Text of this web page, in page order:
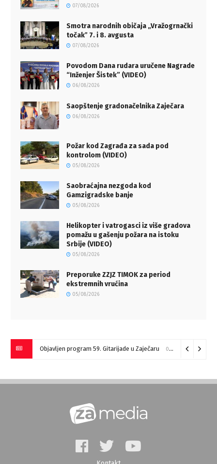
07/08/2026
Smotra narodnih običaja „Vražogrnački
točakˮ 7. i 8. avgusta
07/08/2026
Povodom Dana rudara uručene Nagrade
“Inženjer Šistek” (VIDEO)
06/08/2026
Saopštenje gradonačelnika Zaječara
06/08/2026
Požar kod Zagrađa za sada pod
kontrolom (VIDEO)
05/08/2026
Saobraćajna nezgoda kod
Gamzigradske banje
05/08/2026
Helikopter i vatrogasci iz više gradova
pomažu u gašenju požara na istoku
Srbije (VIDEO)
05/08/2026
Preporuke ZZJZ TIMOK za period
ekstremnih vrućina
05/08/2026
Objavljen program 59. Gitarijade u Zaječaru 07/08/2026